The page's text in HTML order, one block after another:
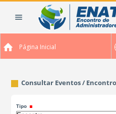
Página Inicial
Consultar Eventos /
Tipo